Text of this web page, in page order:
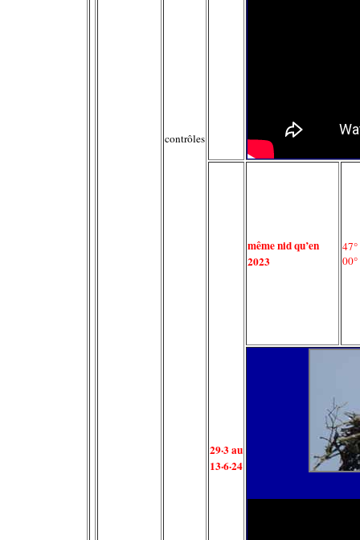
contrôles
29·3 au
13·6·24
même nid qu’en
2023